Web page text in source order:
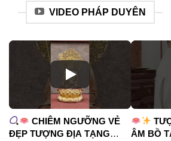
VIDEO PHÁP DUYÊN
CHIÊM NGƯỠNG VẺ
ĐẸP TƯỢNG ĐỊA TẠNG
ÂM BỒ